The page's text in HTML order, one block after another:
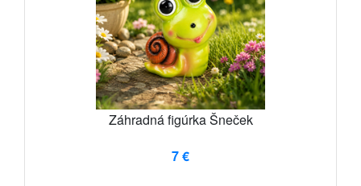
Záhradná figúrka Šneček
7 €